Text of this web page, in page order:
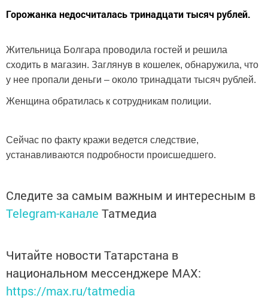
Горожанка недосчиталась тринадцати тысяч рублей.
Жительница Болгара проводила гостей и решила
сходить в магазин. Заглянув в кошелек, обнаружила, что
у нее пропали деньги – около тринадцати тысяч рублей.
Женщина обратилась к сотрудникам полиции.
Сейчас по факту кражи ведется следствие,
устанавливаются подробности происшедшего.
Следите за самым важным и интересным в
Telegram-канале Татмедиа
Читайте новости Татарстана в
национальном мессенджере MАХ:
https://max.ru/tatmedia